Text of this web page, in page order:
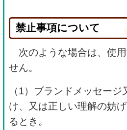
禁止事項について
次のような場合は、使用
せん。
（1）ブランドメッセー
け、又は正しい理解の妨
るとき。